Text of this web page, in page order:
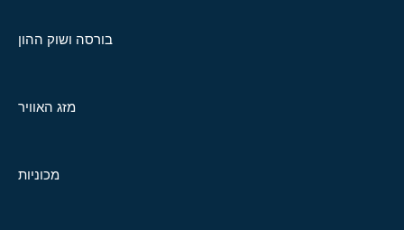
בורסה ושוק ההון
מזג האוויר
מכוניות